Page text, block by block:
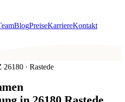
BlogPreiseKarriereKontakt
· Rastede